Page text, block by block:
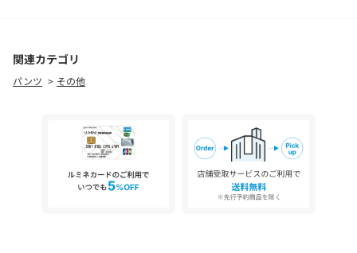
トムとして快適に着用できます。
ナチュラルな見た目を持ちながら、ポリエステルならではのケア
のしやすさも兼ね備えており、日常使いしやすい点も魅力です。
品よくまとめるなら、半袖ニットやハイゲージニットとの組み合
わせがおすすめです。
すっきりとしたトップスを合わせることで、テーパードシルエッ
トがより引き立ちます。
また、オープンカラーシャツを合わせれば、程よく力の抜けたリ
関連カテゴリ
パンツ その他